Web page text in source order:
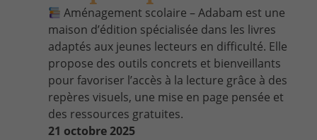
Aménagement scolaire – Adabam est une
maison d’édition spécialisée dans les livres
adaptés aux jeunes lecteurs en difficulté. Elle
propose des outils concrets et bienveillants
pour favoriser l’accès à la lecture grâce à des
repères visuels, une mise en page pensée et
des ressources gratuites.
21 octobre 2025